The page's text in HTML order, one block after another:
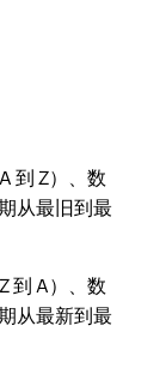
到 Z）、数
从最旧到最
到 A）、数
从最新到最